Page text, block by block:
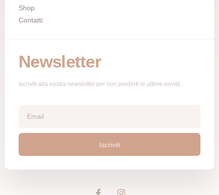
Shop
Contatti
Newsletter
Iscriviti alla nostra newsletter per non perderti le ultime novità.
Iscriviti